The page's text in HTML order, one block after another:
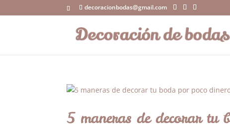
decoracionbodas@gmail.com
5 maneras de decorar tu